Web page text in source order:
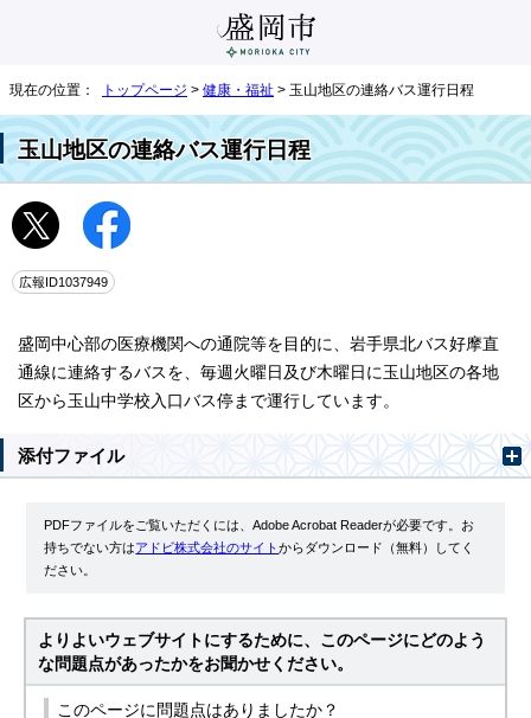
現在の位置： トップページ > 健康・福祉 > 玉山地区の連絡バス運行日程
玉山地区の連絡バス運行日程
広報ID1037949
盛岡中心部の医療機関への通院等を目的に、岩手県北バス好摩直
通線に連絡するバスを、毎週火曜日及び木曜日に玉山地区の各地
区から玉山中学校入口バス停まで運行しています。
添付ファイル
PDFファイルをご覧いただくには、Adobe Acrobat Readerが必要です。お
持ちでない方はアドビ株式会社のサイトからダウンロード（無料）してく
ださい。
よりよいウェブサイトにするために、このページにどのよう
な問題点があったかをお聞かせください。
このページに問題点はありましたか？